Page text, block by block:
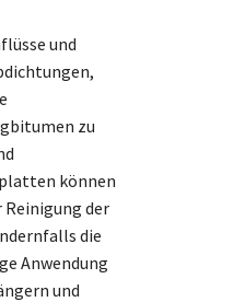
und
zu
können
der
die
Anwendung
und